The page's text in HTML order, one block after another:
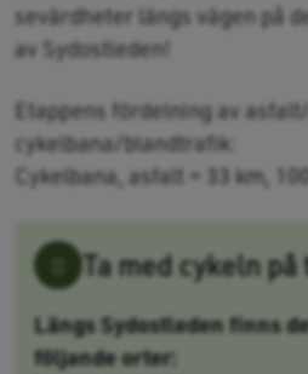
sevärdheter längs vägen på
av Sydostleden!
Etappens fördelning av
cykelbana/blandtrafik:
Cykelbana, asfalt = 33 km,
Ta med cykeln på
Längs Sydostleden finns
följande orter: